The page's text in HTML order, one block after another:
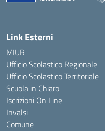
Link Esterni
MIUR
Ufficio Scolastico Regionale
Ufficio Scolastico Territoriale
Scuola in Chiaro
Iscrizioni On Line
Invalsi
Comune